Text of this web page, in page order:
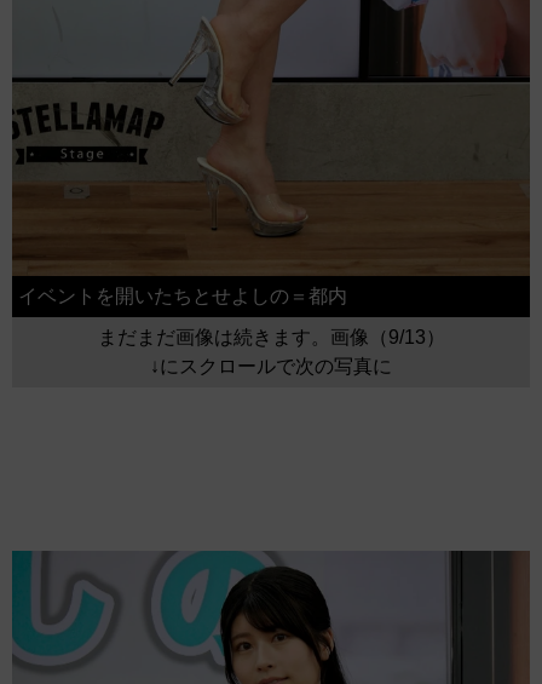
イベントを開いたちとせよしの＝都内
まだまだ画像は続きます。画像（9/13）
↓にスクロールで次の写真に